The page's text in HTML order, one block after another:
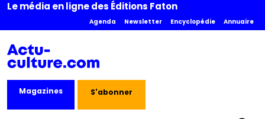
Le média en ligne des Éditions Faton
Agenda Newsletter Encyclopédie Annuaire
Magazines S'abonner